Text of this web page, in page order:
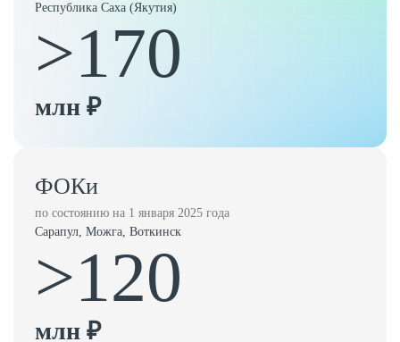
Республика Саха (Якутия)
>170
млн ₽
ФОКи
по состоянию на 1 января 2025 года
Сарапул, Можга, Воткинск
>120
млн ₽